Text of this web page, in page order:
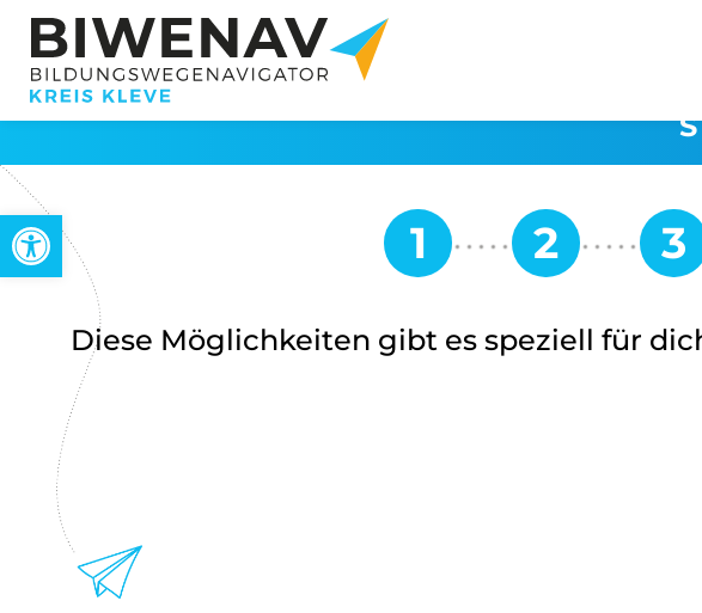
Werkzeugleiste öffnen
Diese Möglichkeiten gibt es speziell für